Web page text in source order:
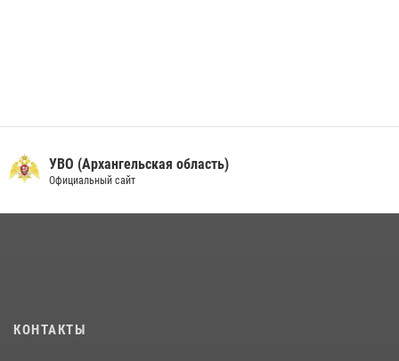
УВО (Архангельская область)
Официальный сайт
КОНТАКТЫ